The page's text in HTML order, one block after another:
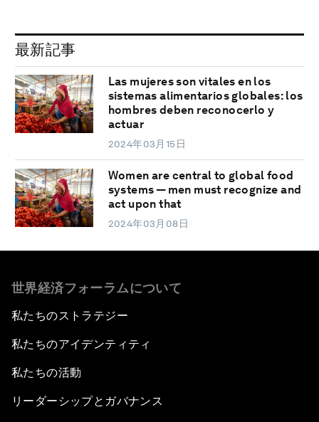
最新記事
Las mujeres son vitales en los
sistemas alimentarios globales: los
hombres deben reconocerlo y
actuar
2024年03月15日
Women are central to global food
systems — men must recognize and
act upon that
2024年03月08日
世界経済フォーラムについて
私たちのストラテジー
私たちのアイデンティティ
私たちの活動
リーダーシップとガバナンス